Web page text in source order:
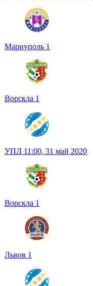
Мариуполь 1
Ворскла 1
УПЛ 11:00, 31 май 2020
Ворскла 1
Львов 1